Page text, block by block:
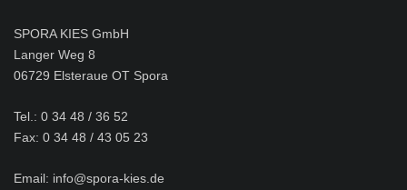
SPORA KIES GmbH
Langer Weg 8
06729 Elsteraue OT Spora
Tel.: 0 34 48 / 36 52
Fax: 0 34 48 / 43 05 23
Email: info@spora-kies.de